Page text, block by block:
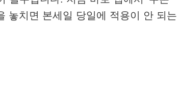
놓치면 본세일 당일에 적용이 안 되는